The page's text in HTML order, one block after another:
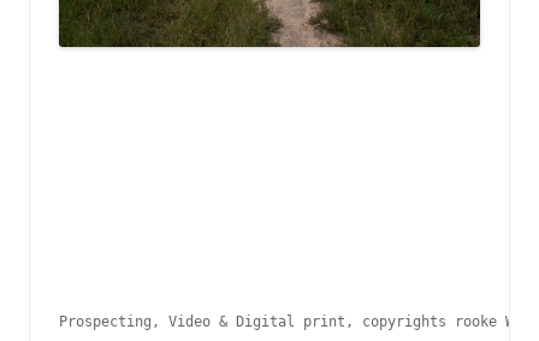
Prospecting, Video & Digital print, copyrights rooke